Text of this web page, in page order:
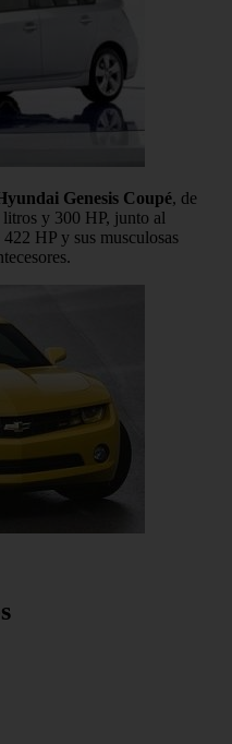
Genesis Coupé, de
y 300 HP, junto al
HP y sus musculosas